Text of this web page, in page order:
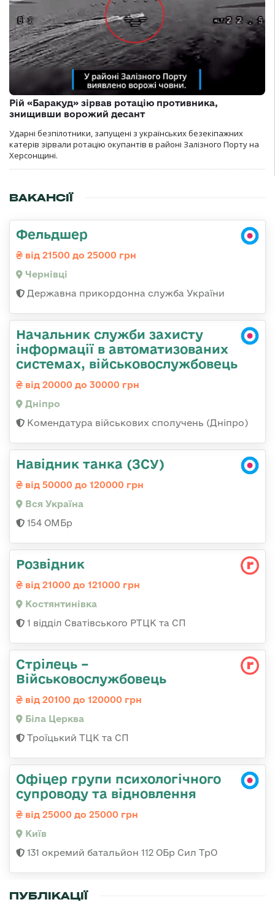
Рій «Баракуд» зірвав ротацію противника,
знищивши ворожий десант
Ударні безпілотники, запущені з українських безекіпажних
катерів зірвали ротацію окупантів в районі Залізного Порту на
Херсонщині.
ВАКАНСІЇ
Фельдшер
від 21500 до 25000 грн
Чернівці
Державна прикордонна служба України
Начальник служби захисту
інформації в автоматизованих
системах, військовослужбовець
від 20000 до 30000 грн
Дніпро
Комендатура військових сполучень (Дніпро)
Навідник танка (ЗСУ)
від 50000 до 120000 грн
Вся Україна
154 ОМБр
Розвідник
від 21000 до 121000 грн
Костянтинівка
1 відділ Сватівського РТЦК та СП
Стрілець –
Військовослужбовець
від 20100 до 120000 грн
Біла Церква
Троїцький ТЦК та СП
Офіцер групи психологічного
супроводу та відновлення
від 25000 до 25000 грн
Київ
131 окремий батальйон 112 ОБр Сил ТрО
ПУБЛІКАЦІЇ